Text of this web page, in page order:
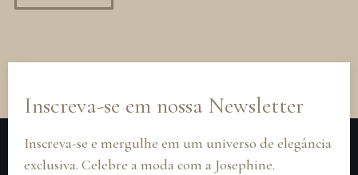
Inscreva-se em nossa Newsletter
Inscreva-se e mergulhe em um universo de elegância
exclusiva. Celebre a moda com a Josephine.